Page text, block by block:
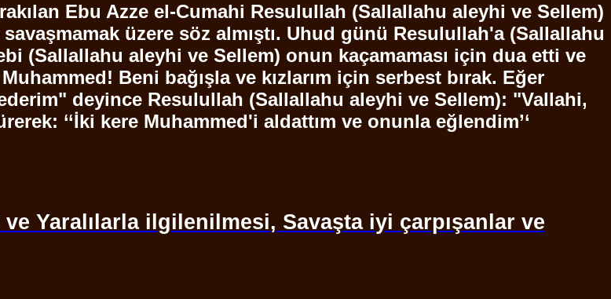
Ebu Azze el-Cumahi Resulullah (Sallallahu aleyhi ve Sellem)
üzere söz almıştı. Uhud günü Resulullah'a(Sallallahu
(Sallallahu aleyhi ve Sellem) onun kaçamaması için dua etti ve
Beni bağışla ve kızlarım için serbest bırak. Eğer
deyince Resulullah (Sallallahu aleyhi ve Sellem): "Vallahi,
‘‘İki kere Muhammed'i aldattım ve onunla eğlendim’‘
Yaralılarla ilgilenilmesi, Savaşta iyi çarpışanlar ve